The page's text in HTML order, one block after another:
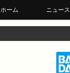
ホーム ニュース